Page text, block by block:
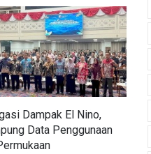
Dampak El Nino,
Data Penggunaan